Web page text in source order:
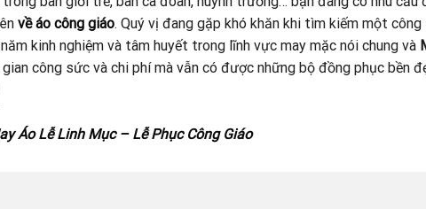
về áo công giáo. Quý vị đang gặp khó khăn khi tìm kiếm một
kinh nghiệm và tâm huyết trong lĩnh vực may mặc nói chung và
công sức và chi phí mà vẫn có được những bộ đồng phục bền
Áo Lễ Linh Mục – Lễ Phục Công Giáo